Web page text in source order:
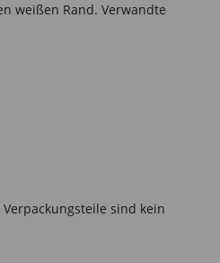
weißen Rand. Verwandte
sind kein